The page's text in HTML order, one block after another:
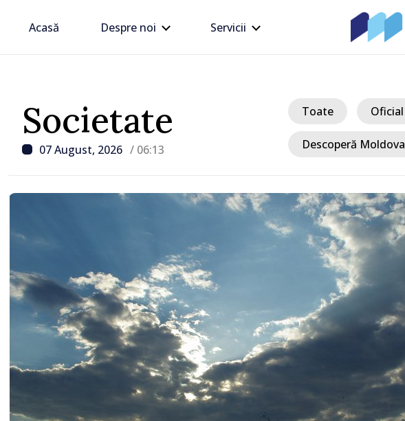
Acasă Despre noi Servicii
Societate
07 August, 2026 / 06:13
Toate Oficial
Descoperă Moldova
/ Acum 6 ore
Linia electrică de 330 kV Bălți–
Dnestrovsk, grav avariată în urma
calamităților naturale